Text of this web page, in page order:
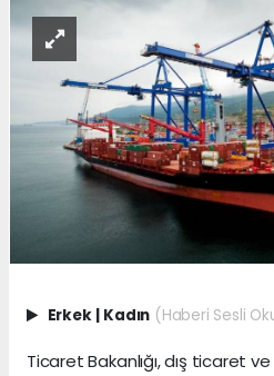
Erkek | Kadın (Haberi Sesli
Ticaret Bakanlığı, dış ticaret